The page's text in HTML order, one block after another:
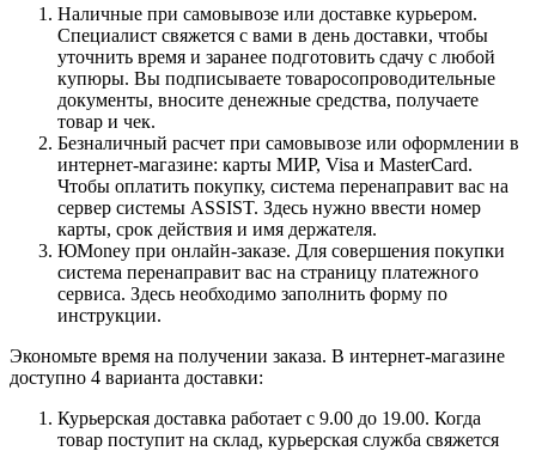
Наличные при самовывозе или доставке курьером.
Специалист свяжется с вами в день доставки, чтобы
уточнить время и заранее подготовить сдачу с любой
купюры. Вы подписываете товаросопроводительные
документы, вносите денежные средства, получаете
товар и чек.
Безналичный расчет при самовывозе или оформлении в
интернет-магазине: карты МИР, Visa и MasterCard.
Чтобы оплатить покупку, система перенаправит вас на
сервер системы ASSIST. Здесь нужно ввести номер
карты, срок действия и имя держателя.
ЮMoney при онлайн-заказе. Для совершения покупки
система перенаправит вас на страницу платежного
сервиса. Здесь необходимо заполнить форму по
инструкции.
Экономьте время на получении заказа. В интернет-магазине
доступно 4 варианта доставки:
Курьерская доставка работает с 9.00 до 19.00. Когда
товар поступит на склад, курьерская служба свяжется